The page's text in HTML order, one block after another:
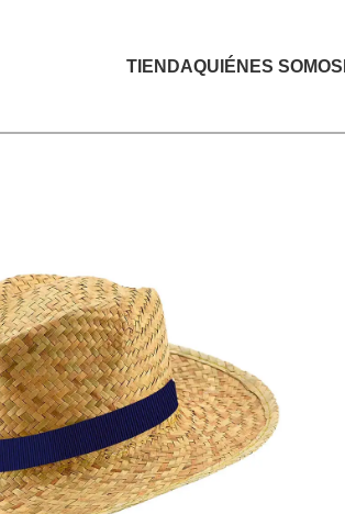
TIENDAQUIÉNES SOMOS